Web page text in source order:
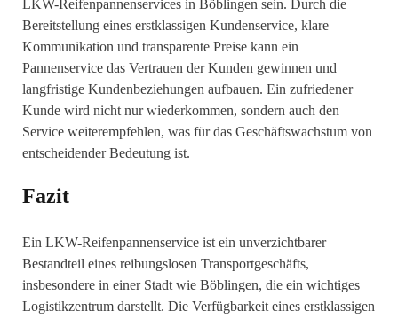
LKW-Reifenpannenservices in Böblingen sein. Durch die
Bereitstellung eines erstklassigen Kundenservice, klare
Kommunikation und transparente Preise kann ein
Pannenservice das Vertrauen der Kunden gewinnen und
langfristige Kundenbeziehungen aufbauen. Ein zufriedener
Kunde wird nicht nur wiederkommen, sondern auch den
Service weiterempfehlen, was für das Geschäftswachstum von
entscheidender Bedeutung ist.
Fazit
Ein LKW-Reifenpannenservice ist ein unverzichtbarer
Bestandteil eines reibungslosen Transportgeschäfts,
insbesondere in einer Stadt wie Böblingen, die ein wichtiges
Logistikzentrum darstellt. Die Verfügbarkeit eines erstklassigen